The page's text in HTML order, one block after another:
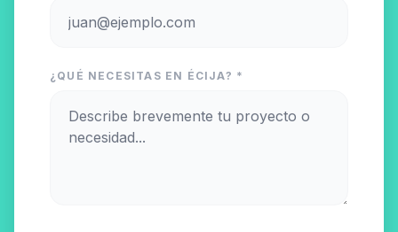
¿QUÉ NECESITAS EN ÉCIJA? *